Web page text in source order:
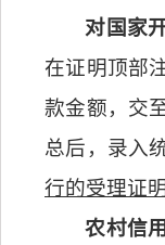
对国家
在证明顶部
款金额，交
总后，录入
行的受理证
农村信